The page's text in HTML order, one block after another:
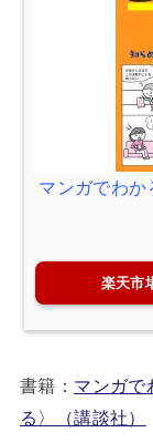
マンガでわ
楽天市
書籍： マンガで
る〉（講談社）